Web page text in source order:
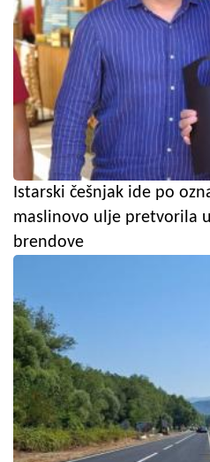
Istarski češnjak ide po
maslinovo ulje pretvorila
brendove